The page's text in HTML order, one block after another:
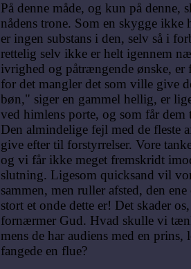
På denne måde, og kun på denne,
nådens trone. Som en skygge ikke
er ingen substans i den, selv så i
rettelig selv ikke er helt igennem
ivrighed og påtrængende ønske,
for det mangler det som ville give
bøn," siger en gammel hellig, er
ved himlens porte, og som får
Den almindelige fejl med de fleste
give efter til forstyrrelser. Vore
og vi får ikke meget fremskridt
slutning. Ligesom quicksand vil
sammen, men ruller afsted, den
stort et onde dette er! Det skader
fornærmer Gud. Hvad skulle vi
mens de har audiens med en prins,
fangede en flue?